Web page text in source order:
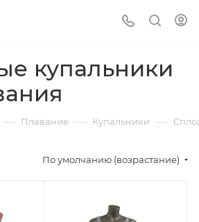
купальники
— Плавание — Купальники —
По умолчанию (возрастание)